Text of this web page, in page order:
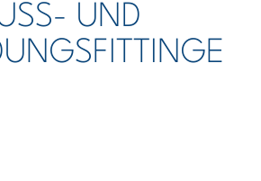
UND